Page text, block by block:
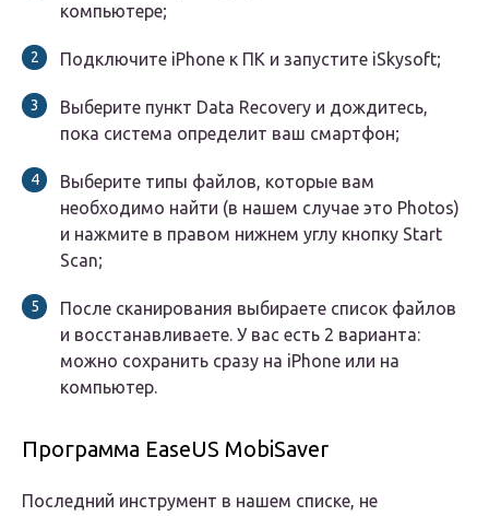
компьютере;
Подключите iPhone к ПК и запустите iSkysoft;
Выберите пункт Data Recovery и дождитесь,
пока система определит ваш смартфон;
Выберите типы файлов, которые вам
необходимо найти (в нашем случае это Photos)
и нажмите в правом нижнем углу кнопку Start
Scan;
После сканирования выбираете список файлов
и восстанавливаете. У вас есть 2 варианта:
можно сохранить сразу на iPhone или на
компьютер.
Программа EaseUS MobiSaver
Последний инструмент в нашем списке, не